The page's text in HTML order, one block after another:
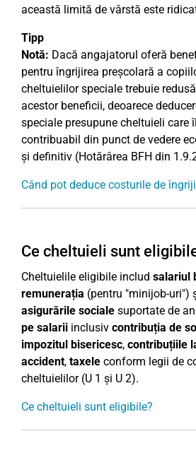
această limită de vârstă este
Tipp
Notă: Dacă angajatorul oferă
pentru îngrijirea preșcolară a
cheltuielilor speciale trebuie
acestor beneficii, deoarece
speciale presupune cheltuieli care
contribuabil din punct de vedere
și definitiv (Hotărârea BFH din
Când pot deduce costurile de
Ce cheltuieli sunt
Cheltuielile eligibile includ salariul
remunerația (pentru "minijob-uri")
asigurările sociale suportate de
pe salarii inclusiv contribuția de
impozitul bisericesc, contribuțiile
accident, taxele conform legii de
cheltuielilor (U 1 și U 2).
Ce cheltuieli sunt eligibile?